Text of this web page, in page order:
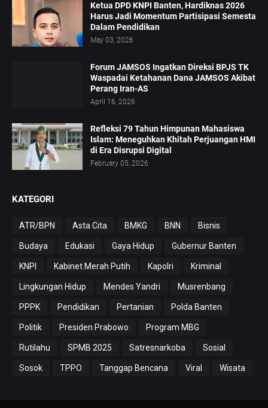
Ketua DPD KNPI Banten, Hardiknas 2026
Harus Jadi Momentum Partisipasi Semesta
Dalam Pendidikan
May 03, 2026
Forum JAMSOS Ingatkan Direksi BPJS TK
Waspadai Ketahanan Dana JAMSOS Akibat
Perang Iran-AS
April 16, 2026
Refleksi 79 Tahun Himpunan Mahasiswa
Islam: Meneguhkan Khitah Perjuangan HMI
di Era Disrupsi Digital
February 05, 2026
KATEGORI
ATR/BPN Asta Cita BMKG BNN Bisnis
Budaya Edukasi Gaya Hidup Gubernur Banten
KNPI Kabinet Merah Putih Kapolri Kriminal
Lingkungan Hidup Mendes Yandri Musrenbang
PPPK Pendidikan Pertanian Polda Banten
Politik Presiden Prabowo Program MBG
Rutilahu SPMB 2025 Satresnarkoba Sosial
Sosok TPPO Tanggap Bencana Viral Wisata